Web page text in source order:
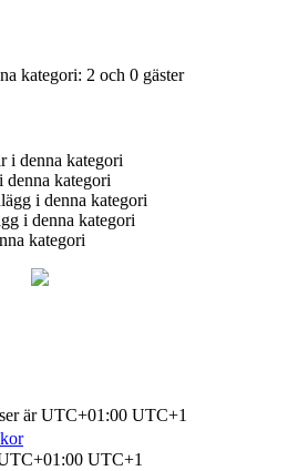
kategori: 2 och 0 gäster
i denna kategori
denna kategori
i denna kategori
i denna kategori
kategori
är UTC+01:00 UTC+1
UTC+1